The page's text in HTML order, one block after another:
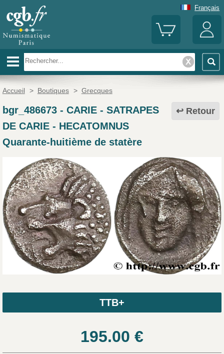
Français
Accueil > Boutiques > Grecques
Retour
bgr_486673- CARIE - SATRAPES
DE CARIE - HECATOMNUS
Quarante-huitième de statère
TTB+
195.00 €